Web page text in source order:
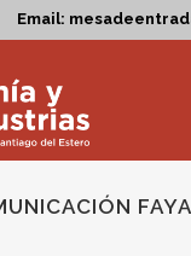
Email:
FAYA